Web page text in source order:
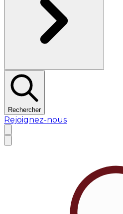
Rechercher
Rejoignez-nous